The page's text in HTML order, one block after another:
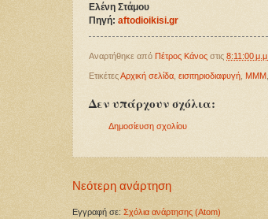
Ελένη Στάμου
Πηγή: aftodioikisi.gr
Αναρτήθηκε από Πέτρος Κάνος στις 8:11:00 μ.μ.
ΕτικέτεςΑρχική σελίδα εισιτηριοδιαφυγή ΜΜΜ
Δεν υπάρχουν σχόλια:
Δημοσίευση σχολίου
Νεότερη ανάρτηση
Εγγραφή σε: Σχόλια ανάρτησης (Atom)